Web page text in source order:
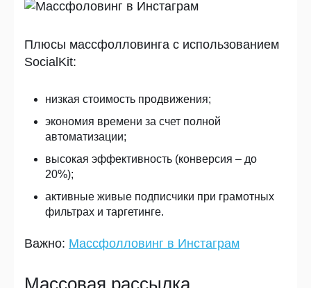
Плюсы массфолловинга с использованием
SocialKit:
низкая стоимость продвижения;
экономия времени за счет полной
автоматизации;
высокая эффективность (конверсия – до
20%);
активные живые подписчики при грамотных
фильтрах и таргетинге.
Важно: Массфолловинг в Инстаграм